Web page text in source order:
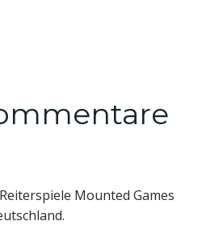
Mounted Games